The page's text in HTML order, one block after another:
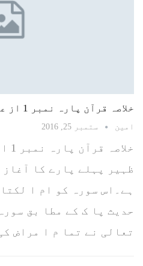
خلاصہ قرآن پارہ نمبر 1 از علامہ ابتسام الہٰی ظہیر
امین ستمبر 25, 2016
ظہیر پہلے پارے کا
ہے۔اس سورہ کو ام ا
حدیث پا ک کے مطا بق
تعالی نے تما م ا مراض